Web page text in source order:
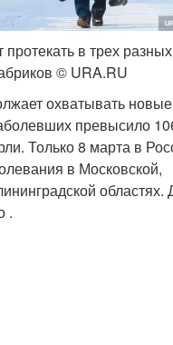
в трех
© URA.RU
охватывать
превысило
Только 8 марта в
в Московской,
областях.
.